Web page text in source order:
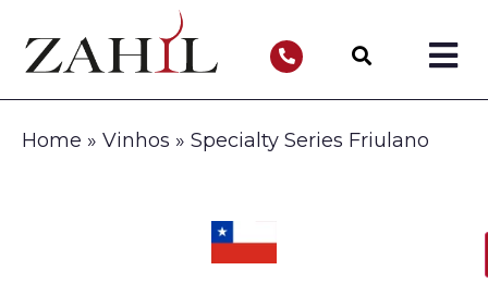
Home » Vinhos » Specialty Series Friulano